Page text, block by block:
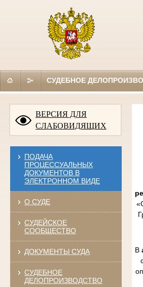
СУДЕБНОЕ
ВЕРСИЯ ДЛЯ
СЛАБОВИДЯЩИХ
ПОДАЧА
ПРОЦЕССУАЛЬНЫХ
ДОКУМЕНТОВ В
ЭЛЕКТРОННОМ ВИДЕ
О СУДЕ
СУДЕЙСКОЕ
СООБЩЕСТВО
ДОКУМЕНТЫ СУДА
СУДЕБНОЕ
ДЕЛОПРОИЗВОДСТВО
В